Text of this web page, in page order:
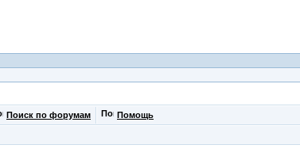
Поиск по форумам Помощь